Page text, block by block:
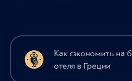
Как сэкономить на
отеля в Греции